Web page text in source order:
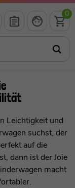
0
Leichtigkeit und
suchst, der
auf die
dann ist der Joie
macht